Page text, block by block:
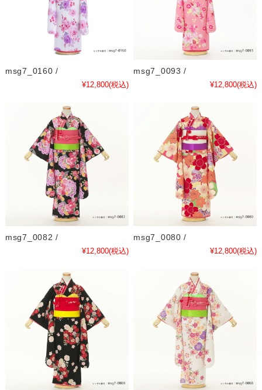
msg7_0160 /
¥12,800(税込)
msg7_0093 /
¥12,800(税込)
msg7_0082 /
¥12,800(税込)
msg7_0080 /
¥12,800(税込)